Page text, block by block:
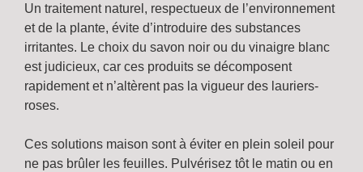
Un traitement naturel, respectueux de l’environnement
et de la plante, évite d’introduire des substances
irritantes. Le choix du savon noir ou du vinaigre blanc
est judicieux, car ces produits se décomposent
rapidement et n’altèrent pas la vigueur des lauriers-
roses.
Ces solutions maison sont à éviter en plein soleil pour
ne pas brûler les feuilles. Pulvérisez tôt le matin ou en